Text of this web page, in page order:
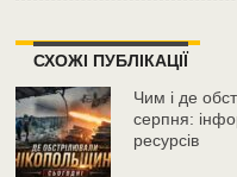
СХОЖІ ПУБЛІКАЦІЇ
Чим і де
серпня:
ресурсів